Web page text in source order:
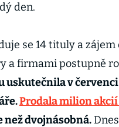
den.
se 14 tituly a
a firmami postupně
v
Prodala milion akcií
než dvojnásobná.